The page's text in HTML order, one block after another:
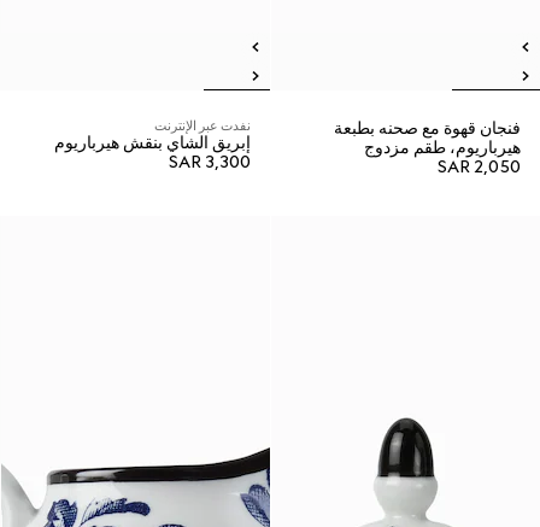
فنجان قهوة مع صحنه بطبعة
هيرباريوم، طقم مزدوج
SAR 2,050
نفدت عبر الإنترنت
إبريق الشاي بنقش هيرباريوم
SAR 3,300